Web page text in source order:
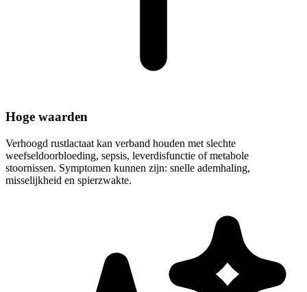
Hoge waarden
Verhoogd rustlactaat kan verband houden met slechte
weefseldoorbloeding, sepsis, leverdisfunctie of metabole
stoornissen. Symptomen kunnen zijn: snelle ademhaling,
misselijkheid en spierzwakte.